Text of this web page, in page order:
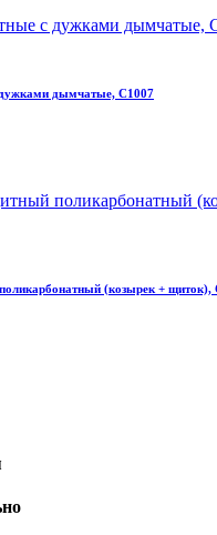
дымчатые, С1007
(козырек + щиток),